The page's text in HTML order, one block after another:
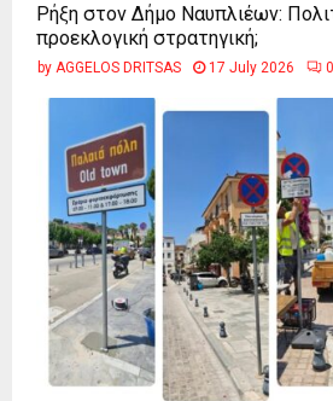
Ρήξη στον Δήμο Ναυπλιέων:
προεκλογική στρατηγική;
by AGGELOS DRITSAS 17 July 2026 0